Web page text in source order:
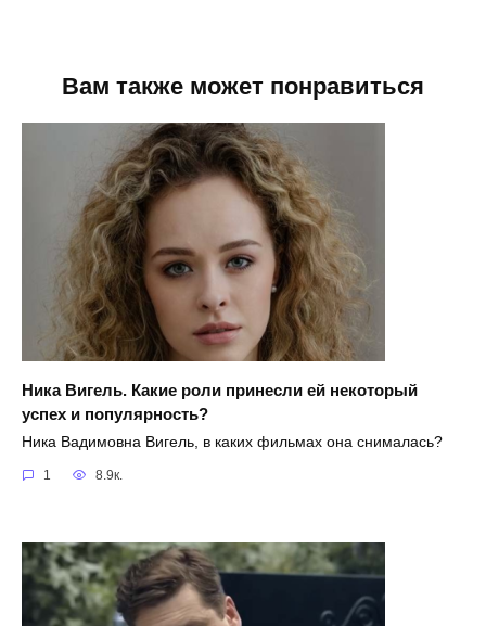
Вам также может понравиться
Ника Вигель. Какие роли принесли ей некоторый
успех и популярность?
Ника Вадимовна Вигель, в каких фильмах она снималась?
1 8.9к.